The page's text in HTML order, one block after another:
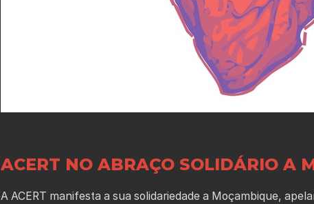
ACERT NO ABRAÇO SOLIDÁRIO A
A ACERT manifesta a sua solidariedade a Moçambique,